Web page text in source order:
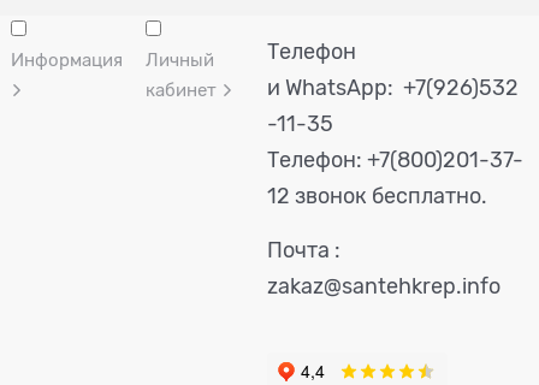
Информация
Личный
кабинет
Телефон
и WhatsApp: +7(926)532
-11-35
Телефон: +7(800)201-37-
12 звонок бесплатно.
Почта :
zakaz@santehkrep.info